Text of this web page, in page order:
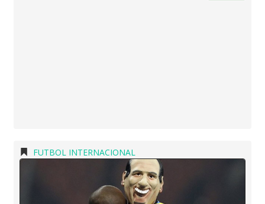
FUTBOL INTERNACIONAL